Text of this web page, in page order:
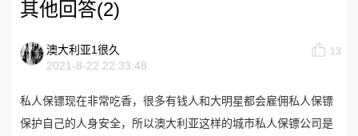
其他回答(2)
澳大利亚1很久
2021-8-22 22:33:48
13
私人保镖现在非常吃香，很多有钱人和大明星都会雇佣私人保镖
保护自己的人身安全，所以澳大利亚这样的城市私人保镖公司是